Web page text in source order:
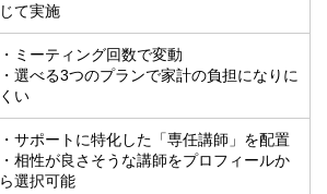
じて実施
・ミーティング回数で変動
・選べる3つのプランで家計の負担になりに
くい
・サポートに特化した「専任講師」を配置
・相性が良さそうな講師をプロフィールか
ら選択可能